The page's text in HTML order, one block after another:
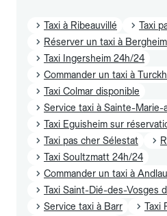
Taxi à Ribeauvillé
Taxi
Réserver un taxi à Bergheim
Taxi Ingersheim 24h/24
Commander un taxi à
Taxi Colmar disponible
Service taxi à Sainte-Marie-
Taxi Eguisheim sur
Taxi pas cher Sélestat
Taxi Soultzmatt 24h/24
Commander un taxi à Andlau
Taxi Saint-Dié-des-Vosges
Service taxi à Barr
Taxi